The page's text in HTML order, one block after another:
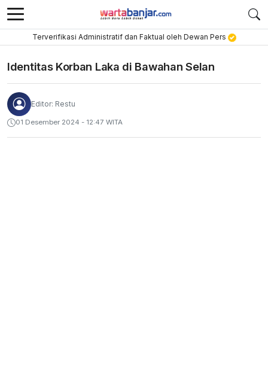
Terverifikasi Administratif dan Faktual oleh Dewan Pers
Identitas Korban Laka di Bawahan Selan
Editor: Restu
01 Desember 2024 - 12:47 WITA